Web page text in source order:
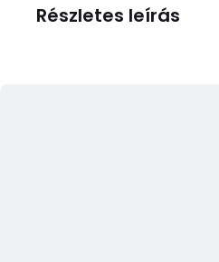
Részletes leírás